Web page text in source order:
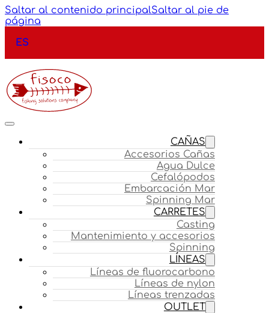
Saltar al contenido principalSaltar al pie de
página
ES
CAÑAS
Accesorios Cañas
Agua Dulce
Cefalópodos
Embarcación Mar
Spinning Mar
CARRETES
Casting
Mantenimiento y accesorios
Spinning
LÍNEAS
Líneas de fluorocarbono
Líneas de nylon
Líneas trenzadas
OUTLET